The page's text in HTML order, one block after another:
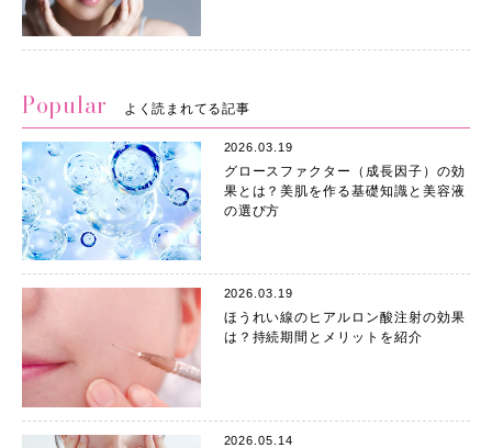
Popular よく読まれてる記事
2026.03.19
グロースファクター（成長因子）の効
果とは？美肌を作る基礎知識と美容液
の選び方
2026.03.19
ほうれい線のヒアルロン酸注射の効果
は？持続期間とメリットを紹介
2026.05.14